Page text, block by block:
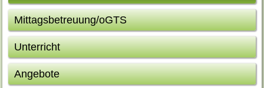
Mittagsbetreuung/oGTS
Unterricht
Angebote